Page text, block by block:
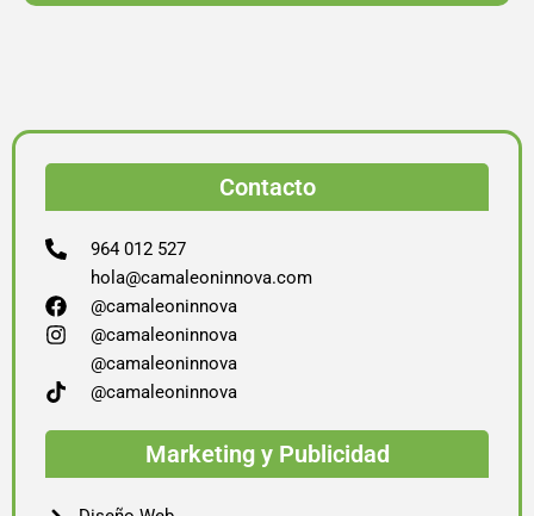
Contacto
964 012 527
hola@camaleoninnova.com
@camaleoninnova
@camaleoninnova
@camaleoninnova
@camaleoninnova
Marketing y Publicidad